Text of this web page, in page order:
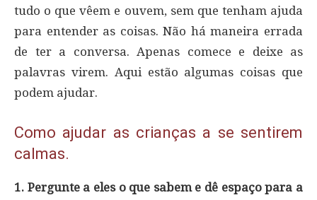
tudo o que vêem e ouvem, sem que tenham ajuda
para entender as coisas. Não há maneira errada
de ter a conversa. Apenas comece e deixe as
palavras virem. Aqui estão algumas coisas que
podem ajudar.
Como ajudar as crianças a se sentirem
calmas.
1. Pergunte a eles o que sabem e dê espaço para a